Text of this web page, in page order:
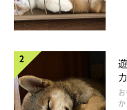
れるのだとか。
飼い主さん家族がチロく
るそうですが、この短期
くれているといいます。